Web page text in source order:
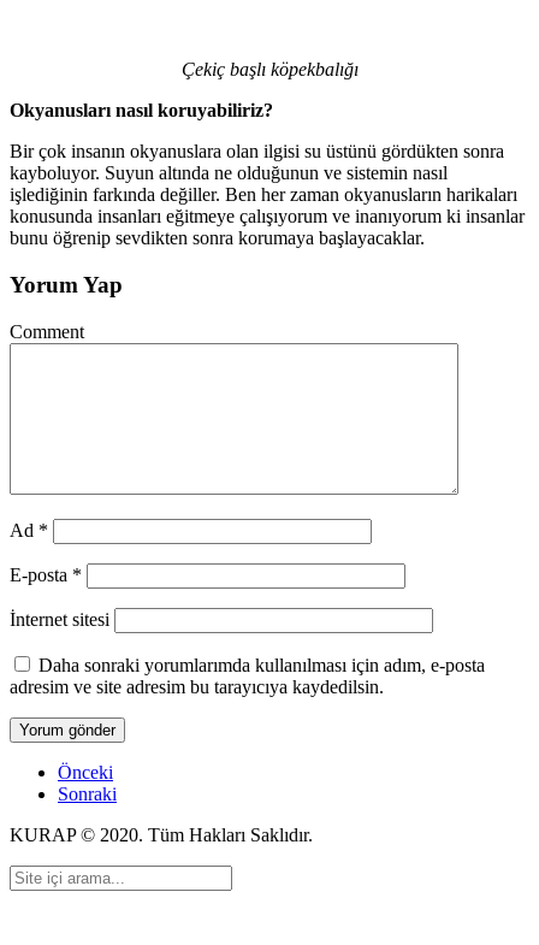
Çekiç başlıköpekbalığı
Okyanusları nasıl koruyabiliriz?
Bir çok insanın okyanuslara olan ilgisi su üstünü gördükten sonra
kayboluyor. Suyun altında ne olduğunun ve sistemin nasıl
işlediğinin farkında değiller. Ben her zaman okyanusların harikaları
konusunda insanları eğitmeye çalışıyorum ve inanıyorum ki insanlar
bunu öğrenip sevdikten sonra korumaya başlayacaklar.
Yorum Yap
Comment
Ad *
E-posta *
İnternet sitesi
Daha sonraki yorumlarımda kullanılması için adım, e-posta
adresim ve site adresim bu tarayıcıya kaydedilsin.
Önceki
Sonraki
KURAP © 2020. Tüm Hakları Saklıdır.